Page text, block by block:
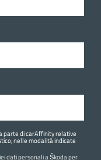
parte di carAffinity relative
nelle modalità indicate
dati personali a Škoda per